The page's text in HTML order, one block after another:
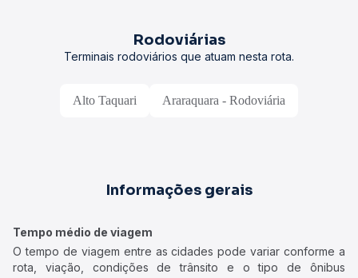
Rodoviárias
Terminais rodoviários que atuam nesta rota.
Alto Taquari Araraquara - Rodoviária
Informações gerais
Tempo médio de viagem
O tempo de viagem entre as cidades pode variar conforme a
rota, viação, condições de trânsito e o tipo de ônibus